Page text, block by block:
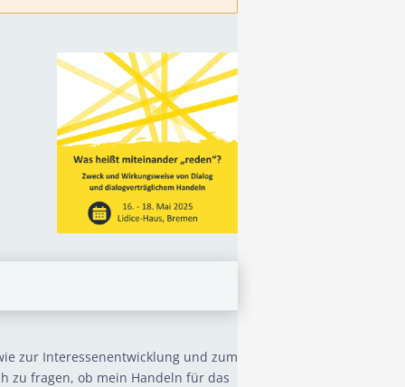
zur Interessenentwicklung und zum
zu fragen, ob mein Handeln für das